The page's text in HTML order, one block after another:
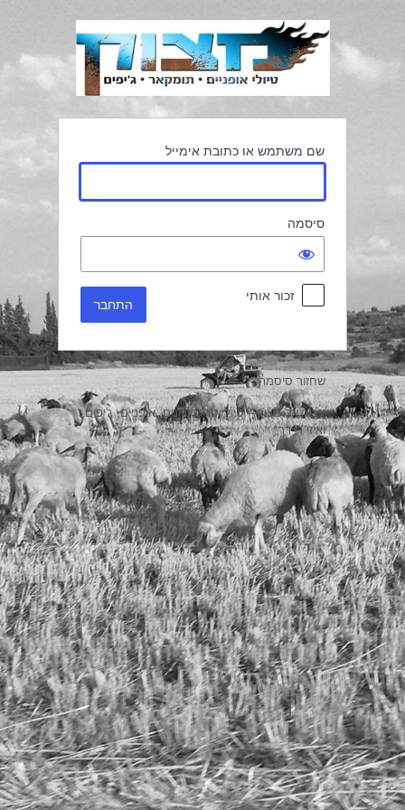
התחבר
שם משתמש או כתובת אימייל
סיסמה
זכור אותי
שחזור סיסמה
עבור אל מצוק – טיולי טרקטורונים, אופניים, ג'יפים
ואיזי ריידר